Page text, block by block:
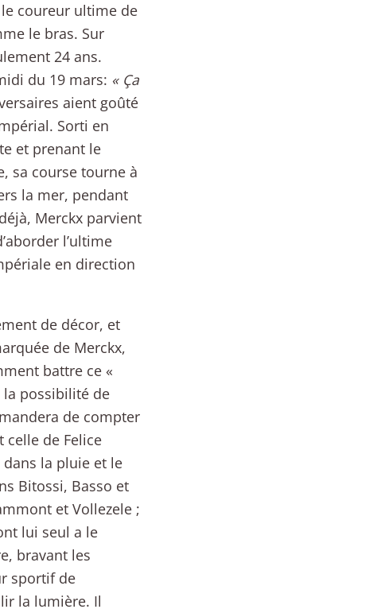
coureur ultime de
le bras. Sur
24 ans.
du 19 mars: « Ça
aient goûté
Sorti en
et prenant le
sa course tourne à
la mer, pendant
Merckx parvient
l’ultime
en direction
de décor, et
de Merckx,
battre ce «
la possibilité de
de compter
celle de Felice
la pluie et le
Bitossi, Basso et
et Vollezele ;
lui seul a le
bravant les
sportif de
la lumière. Il